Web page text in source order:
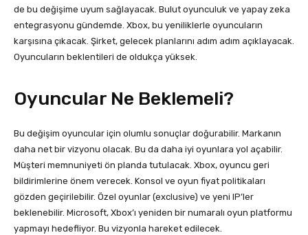
de bu değişime uyum sağlayacak. Bulut oyunculuk ve yapay zeka
entegrasyonu gündemde. Xbox, bu yeniliklerle oyuncuların
karşısına çıkacak. Şirket, gelecek planlarını adım adım açıklayacak.
Oyuncuların beklentileri de oldukça yüksek.
Oyuncular Ne Beklemeli?
Bu değişim oyuncular için olumlu sonuçlar doğurabilir. Markanın
daha net bir vizyonu olacak. Bu da daha iyi oyunlara yol açabilir.
Müşteri memnuniyeti ön planda tutulacak. Xbox, oyuncu geri
bildirimlerine önem verecek. Konsol ve oyun fiyat politikaları
gözden geçirilebilir. Özel oyunlar (exclusive) ve yeni IP’ler
beklenebilir. Microsoft, Xbox’ı yeniden bir numaralı oyun platformu
yapmayı hedefliyor. Bu vizyonla hareket edilecek.